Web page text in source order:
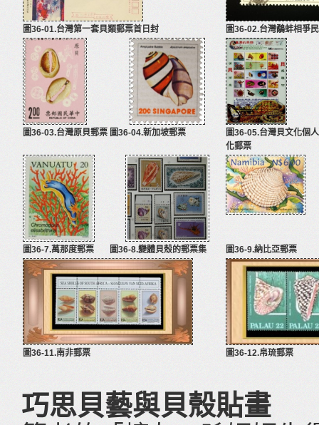
圖36-01.台灣第一套貝類郵票首日封 圖36-02.台灣鷸蚌相爭
圖36-03.台灣原貝郵票 圖36-04.新加坡郵票
圖36-05.台灣貝文化個人
化郵票
圖36-7.萬那度郵票 圖36-8.變體貝殼的郵票集 圖36-9.納比亞郵票
圖36-11.南非郵票 圖36-12.帛琉郵票
巧思貝藝與貝殼貼畫